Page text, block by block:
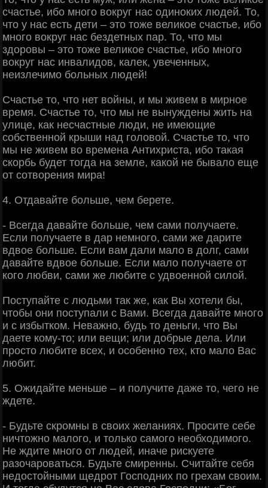
счастье, ибо много вокруг нас одиноких людей. То,
что у нас есть дети – это тоже великое счастье, ибо
много вокруг нас бездетных пар. То, что мы
здоровы – это тоже великое счастье, ибо много
вокруг нас инвалидов, калек, увеченных,
неизлечимо больных людей!
Счастье то, что нет войны, и мы живем в мирное
время. Счастье то, что мы не вынуждены жить на
улице, как несчастные люди, не имеющие
собственной крыши над головой. Счастье то, что
мы не живем во времена Антихриста, ибо такая
скорбь будет тогда на земле, какой не бывало еще
от сотворения мира!
4. Отдавайте больше, чем берете.
- Всегда давайте больше, чем сами получаете.
Если получаете в дар немного, сами же дарите
вдвое больше. Если вам дали мало в долг, сами
давайте вдвое больше. Если мало получаете от
кого любви, сами же любите с удвоенной силой.
Поступайте с людьми так же, как Вы хотели бы,
чтобы они поступали с Вами. Всегда давайте много
и с избытком. Неважно, будь то деньги, что Вы
даете кому-то; или вещи; или добрые дела. Или
просто любите всех, и особенно тех, кто мало Вас
любит.
5. Ожидайте меньше – и получите даже то, чего не
ждете.
- Будьте скромны в своих желаниях. Просите себе
ничтожно малого, и только самого необходимого.
Не ждите много от людей, иначе рискуете
разочароваться. Будьте смиренны. Считайте себя
недостойными щедрот Господних по грехам своим.